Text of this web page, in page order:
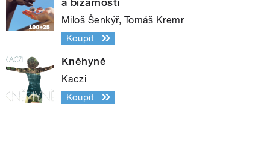
Miloš Šenkýř, Tomáš Kremr
Koupit
Kněhyně
Kaczi
Koupit